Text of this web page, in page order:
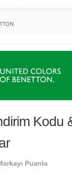
Kodu
Puanla